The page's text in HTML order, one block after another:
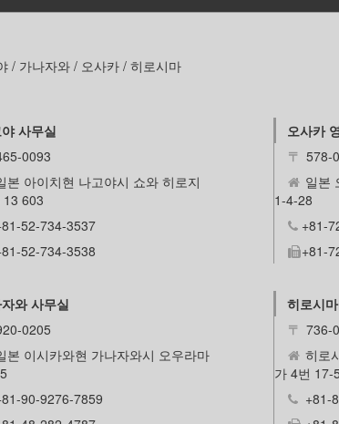
/ 가나자와 / 오사카 / 히로시마
사무실
0093
본 아이치현 나고야시 쇼와 히로지
13 603
52-734-3537
52-734-3538
와 사무실
0205
본 이시카와현 가나자와시 오우라마
90-9276-7859
오사카
〒 578-
일본
1-4-28
+81-
+81-
히로시
〒 736-
히로
가 4번 17-
+81-